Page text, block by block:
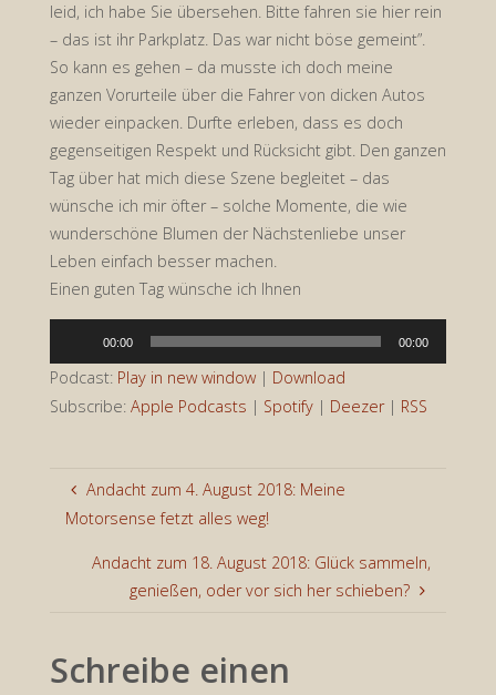
leid, ich habe Sie übersehen. Bitte fahren sie hier rein
– das ist ihr Parkplatz. Das war nicht böse gemeint”.
So kann es gehen – da musste ich doch meine
ganzen Vorurteile über die Fahrer von dicken Autos
wieder einpacken. Durfte erleben, dass es doch
gegenseitigen Respekt und Rücksicht gibt. Den ganzen
Tag über hat mich diese Szene begleitet – das
wünsche ich mir öfter – solche Momente, die wie
wunderschöne Blumen der Nächstenliebe unser
Leben einfach besser machen.
Einen guten Tag wünsche ich Ihnen
Player
00:00 00:00
Podcast: Play in new window| Download
Subscribe: Apple Podcasts | Spotify| Deezer| RSS
Andacht zum 4. August 2018: Meine
Motorsense fetzt alles weg!
Andacht zum 18. August 2018: Glück sammeln,
genießen, oder vor sich her schieben?
Schreibe einen